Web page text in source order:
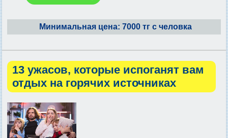
Минимальная цена: 7000 тг с человка
13 ужасов, которые испоганят вам
отдых на горячих источниках